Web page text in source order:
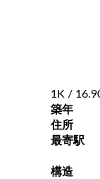
1K /
築年
住所
最寄駅
構造